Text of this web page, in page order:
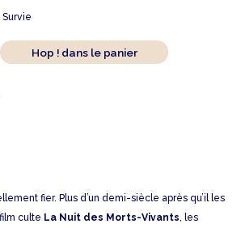
Hop ! dans le panier
fier. Plus d’un demi-siècle après qu’il les
culte La Nuit des Morts-Vivants, les